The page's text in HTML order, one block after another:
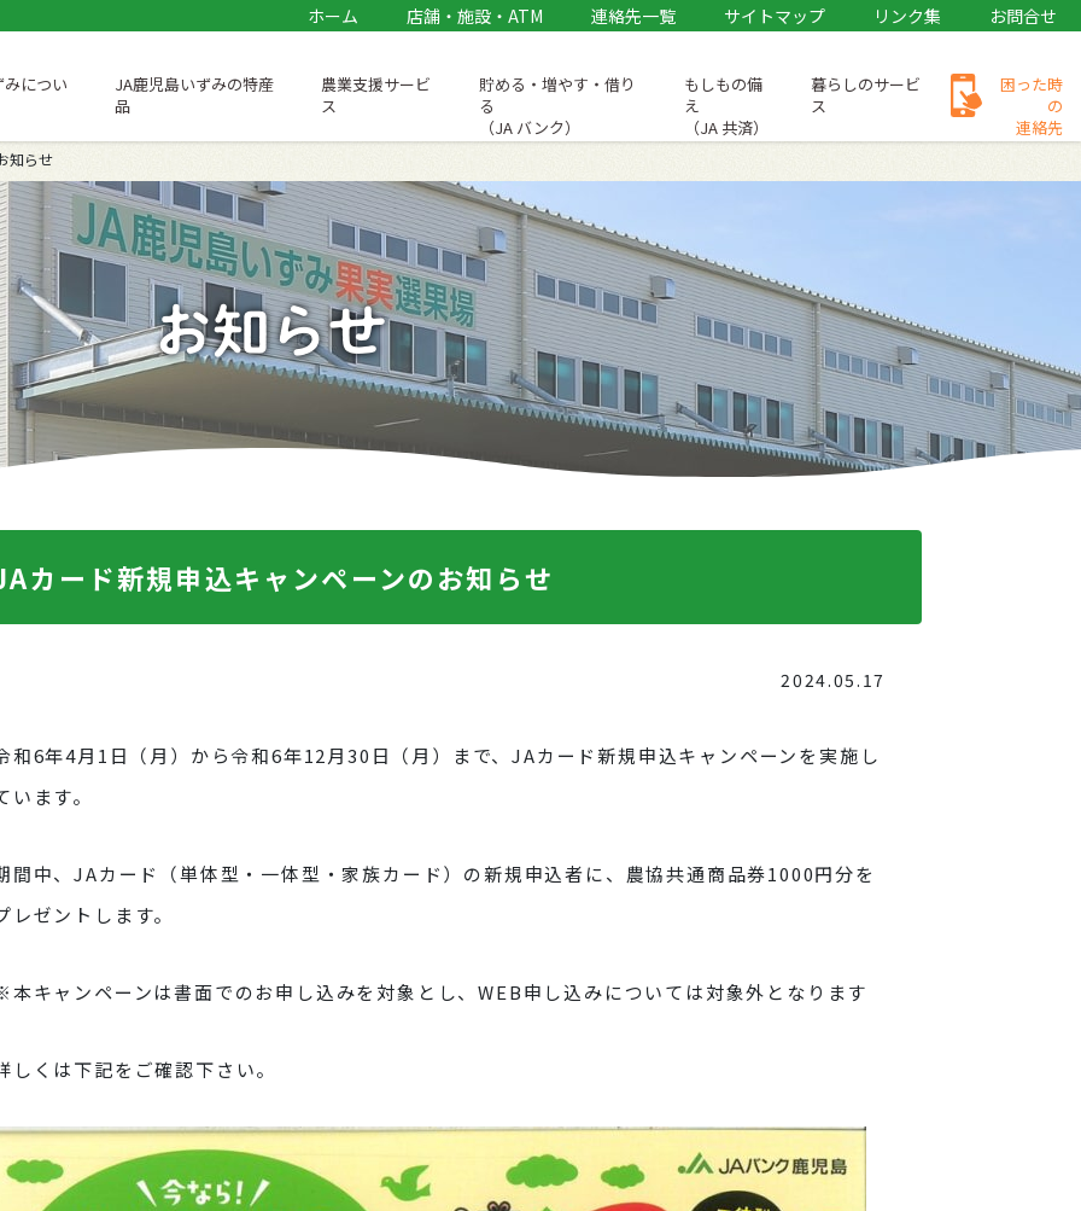
ホーム 店舗・施設・ATM 連絡先一覧 サイトマップ リンク集 お問合せ
につい
JA鹿児島いずみの特産
品
農業支援サービ
ス
貯める・増やす・借り
る
（JA バンク）
もしもの備
え
（JA 共済）
暮らしのサービ
ス
困った時
の
連絡先
知らせ
お知らせ
カード新規申込キャンペーンのお知らせ
2024.05.17
和6年4月1日（月）から令和6年12月30日（月）まで、JAカード新規申込キャンペーンを実施し
います。
間中、JAカード（単体型・一体型・家族カード）の新規申込者に、農協共通商品券1000円分を
レゼントします。
キャンペーンは書面でのお申し込みを対象とし、WEB申し込みについては対象外となります
しくは下記をご確認下さい。